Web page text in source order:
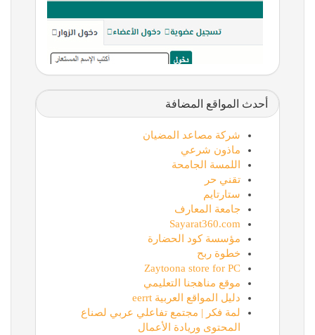
أحدث المواقع المضافة
شركة مصاعد المضيان
ماذون شرعي
اللمسة الجامحة
تقني حر
ستارتايم
جامعة المعارف
Sayarat360.com
مؤسسة كود الحضارة
خطوة ربح
Zaytoona store for PC
موقع مناهجنا التعليمي
دليل المواقع العربية eerrt
لمة فكر | مجتمع تفاعلي عربي لصناع
المحتوى وريادة الأعمال